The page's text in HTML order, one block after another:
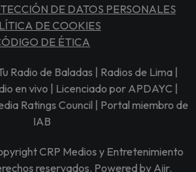
DE DATOS PERSONALES
DE COOKIES
DE ÉTICA
Radio de Baladas | Radios de Lima |
en vivo | Licenciado por APDAYC |
Ratings Council | Portal miembro de
IAB
CRP Medios y Entretenimiento
reservados. Powered by Aiir.